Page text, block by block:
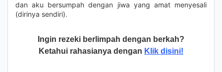
dan aku bersumpah dengan jiwa yang amat menyesali
(dirinya sendiri).
Ingin rezeki berlimpah dengan berkah?
Ketahui rahasianya dengan Klik disini!